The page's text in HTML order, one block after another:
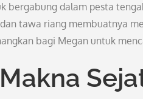
bergabung dalam pesta
tawa riang membuatnya
bagi Megan untuk